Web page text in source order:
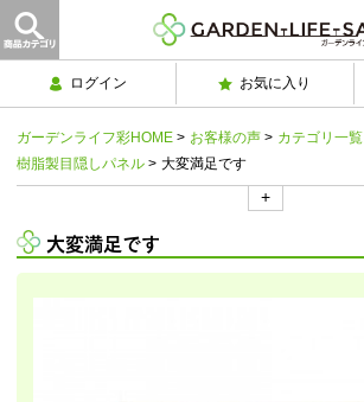
ログイン お気に入り
ガーデンライフ彩HOME > お客様の声 > カテゴリ一覧
樹脂製目隠しパネル > 大変満足です
+
大変満足です